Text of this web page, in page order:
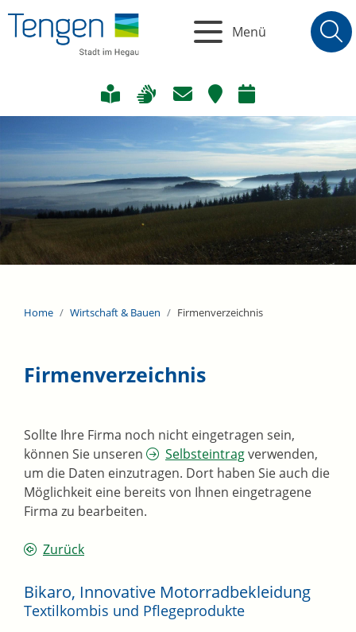
Menü
Home Wirtschaft & Bauen Firmenverzeichnis
Firmenverzeichnis
Sollte Ihre Firma noch nicht eingetragen sein,
können Sie unseren
Selbsteintragverwenden,
um die Daten einzutragen. Dort haben Sie auch die
Möglichkeit eine bereits von Ihnen eingetragene
Firma zu bearbeiten.
Zurück
Bikaro, Innovative Motorradbekleidung
Textilkombis und Pflegeprodukte